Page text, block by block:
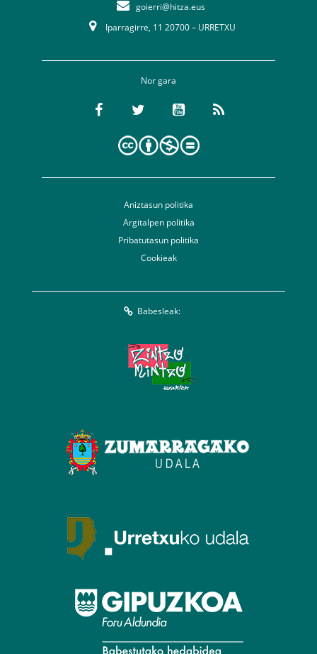
goierri@hitza.eus
Iparragirre, 11 20700 – URRETXU
Nor gara
Aniztasun politika
Argitalpen politika
Pribatutasun politika
Cookieak
Babesleak: